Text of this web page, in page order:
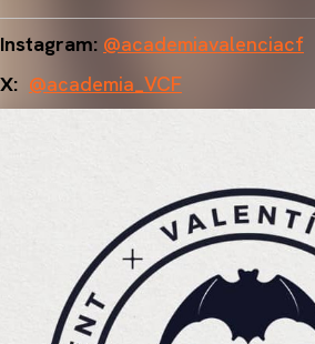
Instagram: @academiavalenciacf
X: @academia_VCF